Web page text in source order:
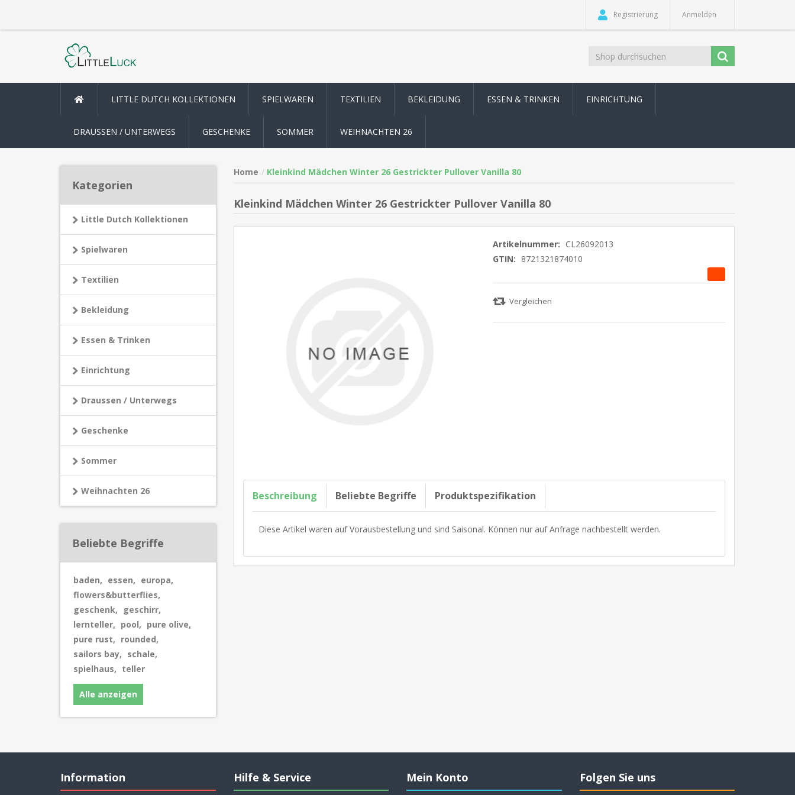
Registrierung Anmelden
LITTLE DUTCH KOLLEKTIONEN SPIELWAREN TEXTILIEN BEKLEIDUNG ESSEN & TRINKEN EINRICHTUNG
DRAUSSEN / UNTERWEGS GESCHENKE SOMMER WEIHNACHTEN 26
Kategorien
Little Dutch Kollektionen
Spielwaren
Textilien
Bekleidung
Essen & Trinken
Einrichtung
Draussen / Unterwegs
Geschenke
Sommer
Weihnachten 26
Beliebte Begriffe
baden, essen, europa,
flowers&butterflies,
geschenk, geschirr,
lernteller, pool, pure olive,
pure rust, rounded,
sailors bay, schale,
spielhaus, teller
Alle anzeigen
Home Kleinkind Mädchen Winter 26 Gestrickter Pullover Vanilla 80
Kleinkind Mädchen Winter 26 Gestrickter Pullover Vanilla 80
Artikelnummer: CL26092013
GTIN: 8721321874010
Beschreibung Beliebte Begriffe Produktspezifikation
Diese Artikel waren auf Vorausbestellung und sind Saisonal. Können nur auf Anfrage nachbestellt werden.
Information Hilfe & Service Mein Konto Folgen Sie uns